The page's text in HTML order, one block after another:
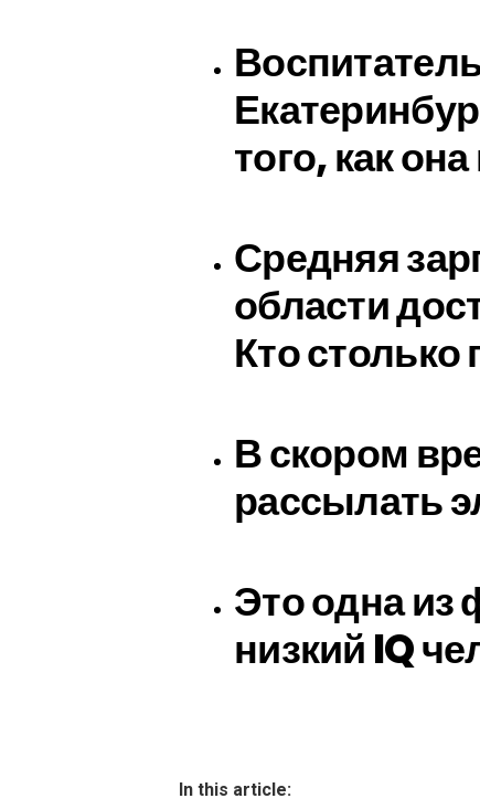
того, как
Средняя
области
Кто столько
В скором
рассылать
Это одна из
низкий IQ
In this article: